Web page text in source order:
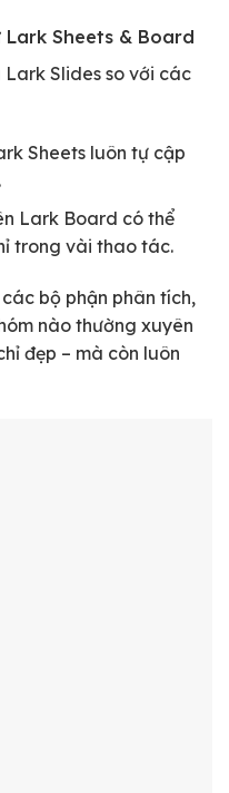
Sheets & Board
Slides so với các
Sheets luôn tự cập
Lark Board có thể
trong vài thao tác.
bộ phận phân tích,
nào thường xuyên
đẹp – mà còn luôn